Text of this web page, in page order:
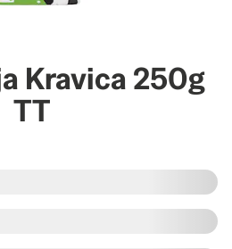
Kravica 250g
TT